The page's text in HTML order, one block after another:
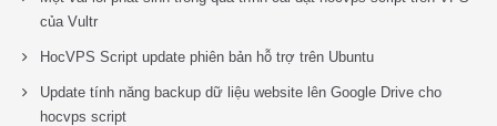
của Vultr
HocVPS Script update phiên bản hỗ trợ trên Ubuntu
Update tính năng backup dữ liệu website lên Google Drive cho
hocvps script